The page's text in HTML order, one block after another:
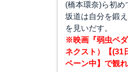
(橋本環奈)ら初め
坂道は自分を鍛
を見いだす。
※映画『弱虫ペ
ネクスト）【(31
ペーン中】で観れ